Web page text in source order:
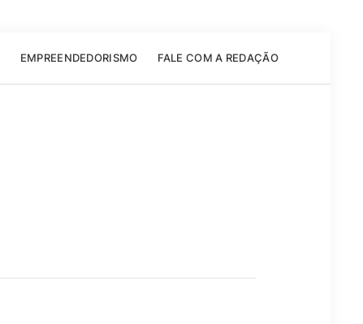
EMPREENDEDORISMO FALE COM A REDAÇÃO